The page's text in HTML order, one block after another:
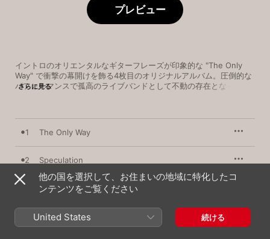
イントロのオリエンタルなギターフレーズが印象的な "The Only
Way" で衝撃の幕開けを飾る4枚目のオリジナルアルバム。圧倒的な
パフォーマンスで孤高のライブバンドとして不動の存在となった彼
で畳み掛ける "Speculation"、BRAHMAN らしい静と動が交差する
ハードなアレンジに変えた "Handan’s Pillow"、アイヌ語詞でしっと
りと歌うミディアムバラード "Kamuy-Pirma" などを収録。バンドを
さらなる高みへと押し上げた傑作アルバムである。
さらに見る
プレビュー
1 The Only Way
2 Speculation
3 Epigram
Stand Aloof
他の国を選択して、お住まいの地域に特化したコ
ンテンツをご覧ください
United States 続ける